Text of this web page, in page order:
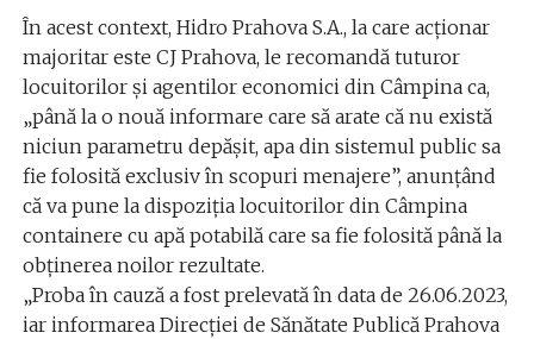
În acest context, Hidro Prahova S.A., la care acţionar
majoritar este CJ Prahova, le recomandă tuturor
locuitorilor şi agentilor economici din Câmpina ca,
„până la o nouă informare care să arate că nu există
niciun parametru depăşit, apa din sistemul public sa
fie folosită exclusiv în scopuri menajere”, anunţând
că va pune la dispoziţia locuitorilor din Câmpina
containere cu apă potabilă care sa fie folosită până la
obţinerea noilor rezultate.
„Proba în cauză a fost prelevată în data de 26.06.2023,
iar informarea Direcţiei de Sănătate Publică Prahova